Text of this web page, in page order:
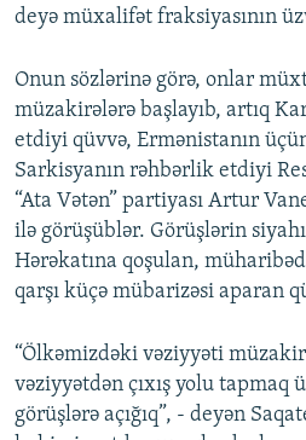
deyə müxalifət fraksiyasının
Onun sözlərinə görə, onlar
müzakirələrə başlayıb, artıq
etdiyi qüvvə, Ermənistanın
Sarkisyanın rəhbərlik etdiyi
“Ata Vətən” partiyası Artur
ilə görüşüblər. Görüşlərin
Hərəkatına qoşulan,
qarşı küçə mübarizəsi aparan
“Ölkəmizdəki vəziyyəti
vəziyyətdən çıxış yolu
görüşlərə açığıq”, - deyən